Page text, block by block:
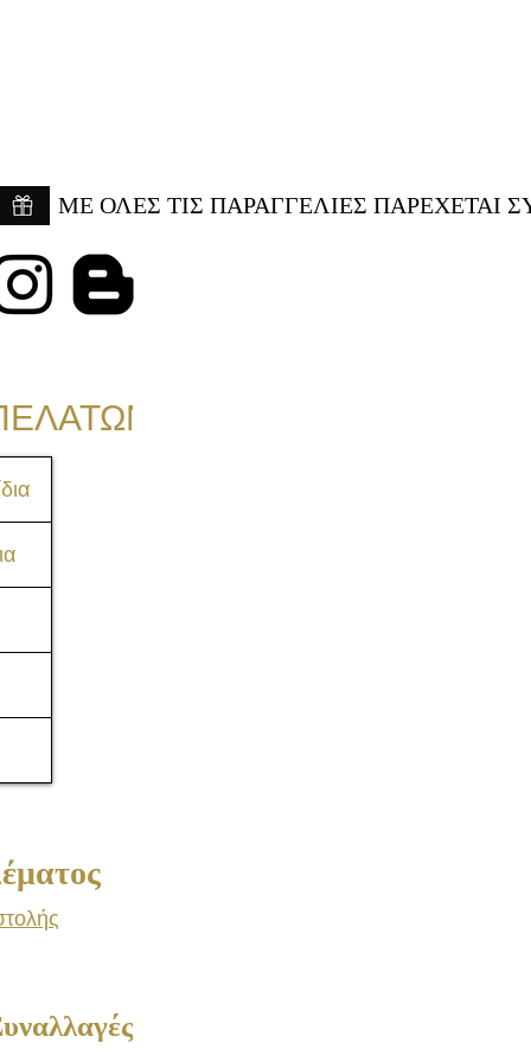
ME ΟΛΕΣ ΤΙΣ ΠΑΡΑΓΓΕΛΙΕΣ ΠΑΡΕΧΕΤΑΙ